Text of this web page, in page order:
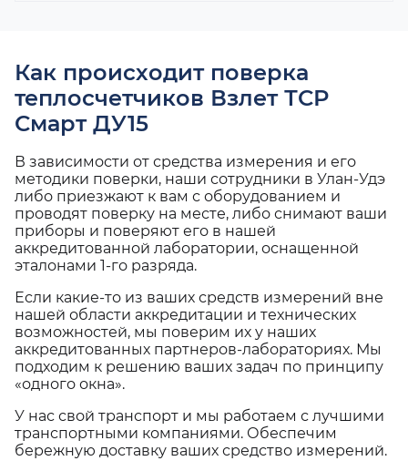
Как происходит поверка
теплосчетчиков Взлет ТСР
Смарт ДУ15
В зависимости от средства измерения и его
методики поверки, наши сотрудники в Улан-Удэ
либо приезжают к вам с оборудованием и
проводят поверку на месте, либо снимают ваши
приборы и поверяют его в нашей
аккредитованной лаборатории, оснащенной
эталонами 1-го разряда.
Если какие-то из ваших средств измерений вне
нашей области аккредитации и технических
возможностей, мы поверим их у наших
аккредитованных партнеров-лабораториях. Мы
подходим к решению ваших задач по принципу
«одного окна».
У нас свой транспорт и мы работаем с лучшими
транспортными компаниями. Обеспечим
бережную доставку ваших средство измерений.